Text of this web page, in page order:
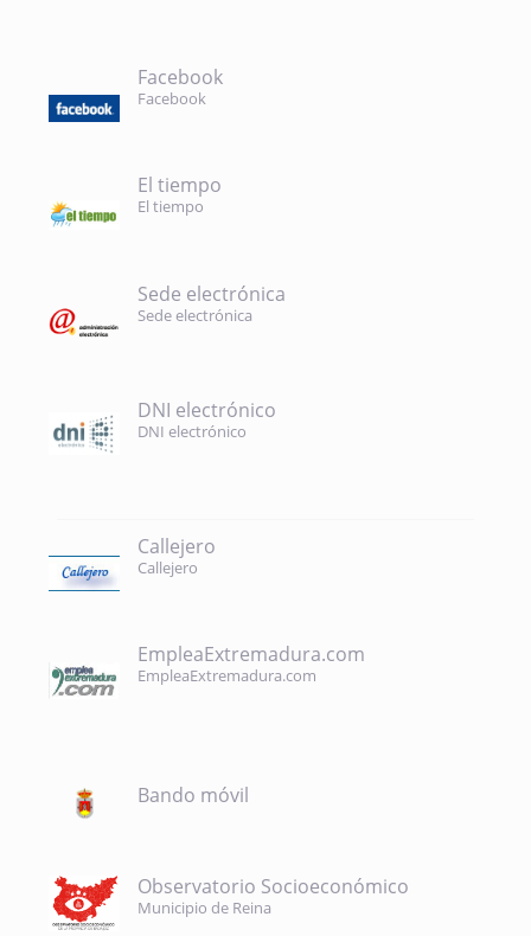
Facebook
Facebook
El tiempo
El tiempo
Sede electrónica
Sede electrónica
DNI electrónico
DNI electrónico
Callejero
Callejero
EmpleaExtremadura.com
EmpleaExtremadura.com
Bando móvil
Observatorio Socioeconómico
Municipio de Reina